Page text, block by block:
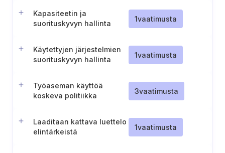
Kapasiteetin ja
suorituskyvyn hallinta
1vaatimusta
Käytettyjen järjestelmien
suorituskyvyn hallinta
1vaatimusta
Työaseman käyttöä
koskeva politiikka
3vaatimusta
Laaditaan kattava luettelo
elintärkeistä
1vaatimusta